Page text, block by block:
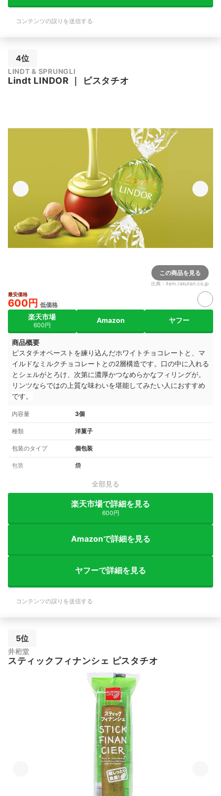
コンテンツの誤りを送信する
4位
LINDT & SPRUNGLI
Lindt LINDOR ｜ ピスタチオ
この商品を見る
出典： item.rakuten.co.jp
最安価格
600円 低価格
楽天市場
600円
Amazon ヤフー
商品概要
ピスタチオペーストを練り込んだホワイトチョコレートと、マ
イルドなミルクチョコレートとの2層構造です。口の中に入れる
とシェルがとろけ、次第に濃厚かつなめらかなフィリングが。
リンツならではの上質な味わいを堪能してみたい人におすすめ
です。
内容量 3個
種類 洋菓子
包装のタイプ 個包装
包装 袋
全部見る
楽天市場で詳細を見る
600円
Amazonで詳細を見る
ヤフーで詳細を見る
コンテンツの誤りを送信する
5位
井桁堂
スティックフィナンシェ ピスタチオ